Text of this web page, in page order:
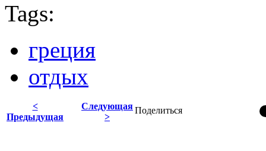
Tags:
греция
отдых
Поделиться
<
Предыдущая
Следующая
>